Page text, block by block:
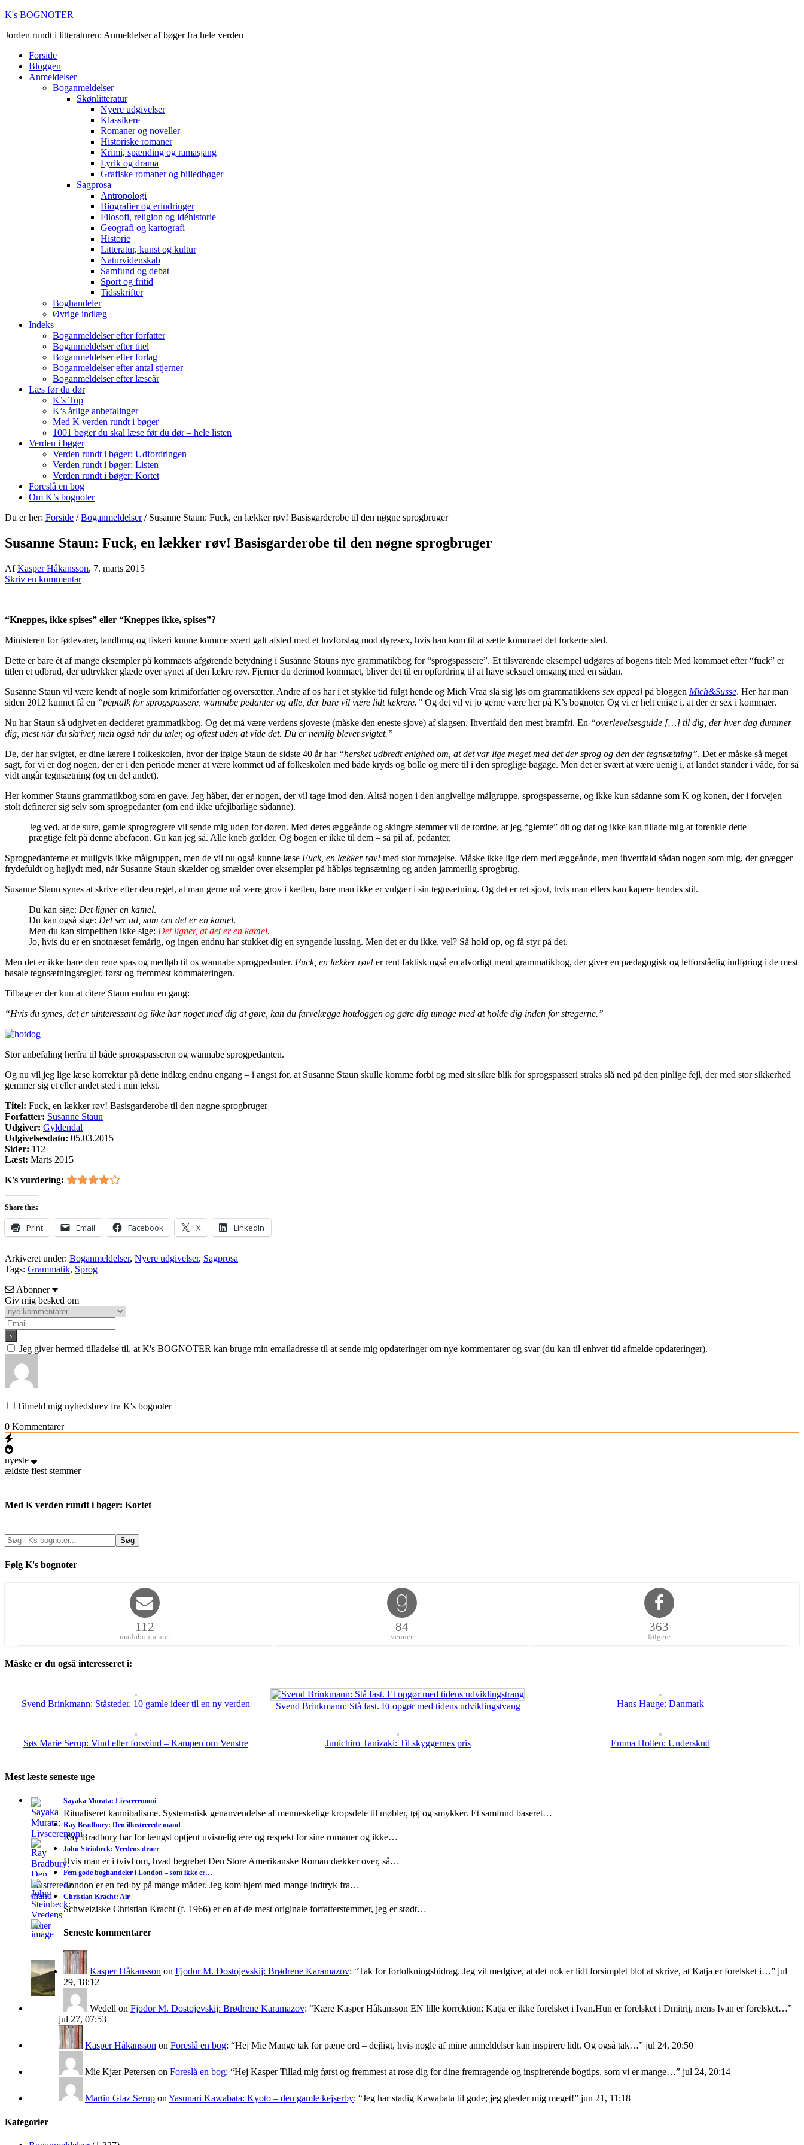
K's BOGNOTER
Jorden rundt i litteraturen: Anmeldelser af bøger fra hele verden
Forside
Bloggen
Anmeldelser
Boganmeldelser
Skønlitteratur
Nyere udgivelser
Klassikere
Romaner og noveller
Historiske romaner
Krimi, spænding og ramasjang
Lyrik og drama
Grafiske romaner og billedbøger
Sagprosa
Antropologi
Biografier og erindringer
Filosofi, religion og idéhistorie
Geografi og kartografi
Historie
Litteratur, kunst og kultur
Naturvidenskab
Samfund og debat
Sport og fritid
Tidsskrifter
Boghandeler
Øvrige indlæg
Indeks
Boganmeldelser efter forfatter
Boganmeldelser efter titel
Boganmeldelser efter forlag
Boganmeldelser efter antal stjerner
Boganmeldelser efter læseår
Læs før du dør
K’s Top
K’s årlige anbefalinger
Med K verden rundt i bøger
1001 bøger du skal læse før du dør – hele listen
Verden i bøger
Verden rundt i bøger: Udfordringen
Verden rundt i bøger: Listen
Verden rundt i bøger: Kortet
Foreslå en bog
Om K’s bognoter
Du er her: Forside / Boganmeldelser /Susanne Staun: Fuck, en lækker røv! Basisgarderobe til den nøgne sprogbruger
Susanne Staun: Fuck, en lækker røv! Basisgarderobe til den nøgne sprogbruger
AfKasper Håkansson, 7. marts 2015
Skriv en kommentar
“Kneppes, ikke spises” eller “Kneppes ikke, spises”?
Ministeren for fødevarer, landbrug og fiskeri kunne komme svært galt afsted med et lovforslag mod dyresex, hvis han kom til at sætte kommaet det forkerte sted.
Dette er bare ét af mange eksempler på kommaets afgørende betydning i Susanne Stauns nye grammatikbog for “sprogspassere”. Et tilsvarende eksempel udgøres af bogens titel: Med kommaet efter “fuck” er
titlen et udbrud, der udtrykker glæde over synet af den lækre røv. Fjerner du derimod kommaet, bliver det til en opfordring til at have seksuel omgang med en sådan.
Susanne Staun vil være kendt af nogle som krimiforfatter og oversætter. Andre af os har i et stykke tid fulgt hende og Mich Vraa slå sig løs om grammatikkens sex appeal på bloggen Mich&Susse. Her har man
siden 2012 kunnet få en “peptalk for sprogspassere, wannabe pedanter og alle, der bare vil være lidt lækrere.” Og det vil vi jo gerne være her på K’s bognoter. Og vi er helt enige i, at der er sex i kommaer.
Nu har Staun så udgivet en decideret grammatikbog. Og det må være verdens sjoveste (måske den eneste sjove) af slagsen. Ihvertfald den mest bramfri. En “overlevelsesguide […] til dig, der hver dag dummer
dig, mest når du skriver, men også når du taler, og oftest uden at vide det. Du er nemlig blevet svigtet.”
De, der har svigtet, er dine lærere i folkeskolen, hvor der ifølge Staun de sidste 40 år har “hersket udbredt enighed om, at det var lige meget med det der sprog og den der tegnsætning”. Det er måske så meget
sagt, for vi er dog nogen, der er i den periode mener at være kommet ud af folkeskolen med både kryds og bolle og mere til i den sproglige bagage. Men det er svært at være uenig i, at landet stander i våde, for så
vidt angår tegnsætning (og en del andet).
Her kommer Stauns grammatikbog som en gave. Jeg håber, der er nogen, der vil tage imod den. Altså nogen i den angivelige målgruppe, sprogspasserne, og ikke kun sådanne som K og konen, der i forvejen
stolt definerer sig selv som sprogpedanter (om end ikke ufejlbarlige sådanne).
Jeg ved, at de sure, gamle sprogrøgtere vil sende mig uden for døren. Med deres æggeånde og skingre stemmer vil de tordne, at jeg “glemte” dit og dat og ikke kan tillade mig at forenkle dette
prægtige felt på denne abefacon. Gu kan jeg så. Alle kneb gælder. Og bogen er ikke til dem – så pil af, pedanter.
Sprogpedanterne er muligvis ikke målgruppen, men de vil nu også kunne læse Fuck, en lækker røv! med stor fornøjelse. Måske ikke lige dem med æggeånde, men ihvertfald sådan nogen som mig, der gnægger
frydefuldt og højlydt med, når Susanne Staun skælder og smælder over eksempler på håbløs tegnsætning og anden jammerlig sprogbrug.
Susanne Staun synes at skrive efter den regel, at man gerne må være grov i kæften, bare man ikke er vulgær i sin tegnsætning. Og det er ret sjovt, hvis man ellers kan kapere hendes stil.
Du kan sige: Det ligner en kamel.
Du kan også sige: Det ser ud, som om det er en kamel.
Men du kan simpelthen ikke sige: Det ligner, at det er en kamel.
Jo, hvis du er en snotnæset femårig, og ingen endnu har stukket dig en syngende lussing. Men det er du ikke, vel? Så hold op, og få styr på det.
Men det er ikke bare den rene spas og medløb til os wannabe sprogpedanter. Fuck, en lækker røv! er rent faktisk også en alvorligt ment grammatikbog, der giver en pædagogisk og letforståelig indføring i de mest
basale tegnsætningsregler, først og fremmest kommateringen.
Tilbage er der kun at citere Staun endnu en gang:
“Hvis du synes, det er uinteressant og ikke har noget med dig at gøre, kan du farvelægge hotdoggen og gøre dig umage med at holde dig inden for stregerne.”
Stor anbefaling herfra til både sprogspasseren og wannabe sprogpedanten.
Og nu vil jeg lige læse korrektur på dette indlæg endnu engang – i angst for, at Susanne Staun skulle komme forbi og med sit sikre blik for sprogspasseri straks slå ned på den pinlige fejl, der med stor sikkerhed
gemmer sig et eller andet sted i min tekst.
Titel: Fuck, en lækker røv! Basisgarderobe til den nøgne sprogbruger
Forfatter: Susanne Staun
Udgiver: Gyldendal
Udgivelsesdato: 05.03.2015
Sider: 112
Læst: Marts 2015
K's vurdering:
Share this:
Print Email Facebook X LinkedIn
Arkiveret under: Boganmeldelser, Nyere udgivelser, Sagprosa
Tags: Grammatik, Sprog
Abonner
Giv mig besked om
Jeg giver hermed tilladelse til, at K's BOGNOTER kan bruge min emailadresse til at sende mig opdateringer om nye kommentarer og svar (du kan til enhver tid afmelde opdateringer).
Tilmeld mig nyhedsbrev fra K's bognoter
0 Kommentarer
nyeste
ældste flest stemmer
Med K verden rundt i bøger: Kortet
Følg K's bognoter
112
mailabonnenter
84
venner
363
følgere
Måske er du også interesseret i:
Svend Brinkmann: Ståsteder. 10 gamle ideer til en ny verden Svend Brinkmann: Stå fast. Et opgør med tidens udviklingstvang Hans Hauge: Danmark
Søs Marie Serup: Vind eller forsvind – Kampen om Venstre Junichiro Tanizaki: Til skyggernes pris Emma Holten: Underskud
Mest læste seneste uge
Sayaka Murata: Livsceremoni
Ritualiseret kannibalisme. Systematisk genanvendelse af menneskelige kropsdele til møbler, tøj og smykker. Et samfund baseret…
Ray Bradbury: Den illustrerede mand
Ray Bradbury har for længst optjent uvisnelig ære og respekt for sine romaner og ikke…
John Steinbeck: Vredens druer
Hvis man er i tvivl om, hvad begrebet Den Store Amerikanske Roman dækker over, så…
Fem gode boghandeler i London – som ikke er…
London er en fed by på mange måder. Jeg kom hjem med mange indtryk fra…
Christian Kracht: Air
Schweiziske Christian Kracht (f. 1966) er en af de mest originale forfatterstemmer, jeg er stødt…
Seneste kommentarer
Kasper Håkansson on Fjodor M. Dostojevskij: Brødrene Karamazov: “Tak for fortolkningsbidrag. Jeg vil medgive, at det nok er lidt forsimplet blot at skrive, at Katja er forelsket i…” jul
29, 18:12
Wedell on Fjodor M. Dostojevskij: Brødrene Karamazov: “Kære Kasper Håkansson EN lille korrektion: Katja er ikke forelsket i Ivan.Hun er forelsket i Dmitrij, mens Ivan er forelsket…”
jul 27, 07:53
Kasper Håkansson on Foreslå en bog: “Hej Mie Mange tak for pæne ord – dejligt, hvis nogle af mine anmeldelser kan inspirere lidt. Og også tak…” jul 24, 20:50
Mie Kjær Petersen on Foreslå en bog: “Hej Kasper Tillad mig først og fremmest at rose dig for dine fremragende og inspirerende bogtips, som vi er mange…” jul 24, 20:14
Martin Glaz Serup onYasunari Kawabata: Kyoto – den gamle kejserby: “Jeg har stadig Kawabata til gode; jeg glæder mig meget!” jun 21, 11:18
Kategorier